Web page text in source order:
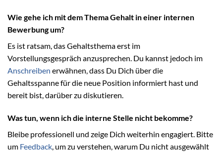
Wie gehe ich mit dem Thema Gehalt in einer internen
Bewerbung um?
Es ist ratsam, das Gehaltsthema erst im
Vorstellungsgespräch anzusprechen. Du kannst jedoch im
Anschreiben erwähnen, dass Du Dich über die
Gehaltsspanne für die neue Position informiert hast und
bereit bist, darüber zu diskutieren.
Was tun, wenn ich die interne Stelle nicht bekomme?
Bleibe professionell und zeige Dich weiterhin engagiert. Bitte
um Feedback, um zu verstehen, warum Du nicht ausgewählt